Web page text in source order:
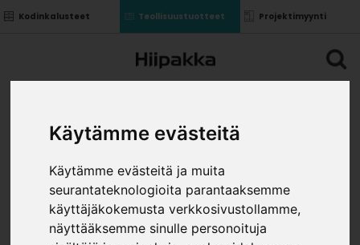
Käytämme evästeitä
Käytämme evästeitä ja muita
seurantateknologioita parantaaksemme
käyttäjäkokemusta verkkosivustollamme,
näyttääksemme sinulle personoituja
Kodinkalusteet Teollisuustuotteet Projektimyynti